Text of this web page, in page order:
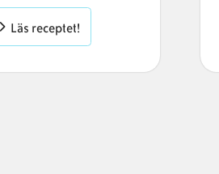
Läs receptet!